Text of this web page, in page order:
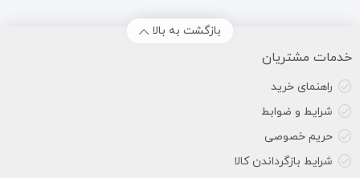
بازگشت به بالا
خدمات مشتریان
راهنمای خرید
شرایط و ضوابط
حریم خصوصی
شرایط بازگرداندن کالا